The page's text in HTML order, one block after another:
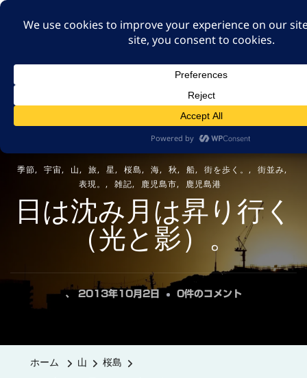
A GUT FEELING 7TH
身近な旅の記録や記憶、たまには思ったことも残そ
季節 宇宙 山 旅 星 桜島 海 秋 船 街を歩く。
街並み
表現。
雑記 鹿児島市 鹿児島港
日は沈み月は昇り行く
（光と影）。
、 2013年10月2日 日
0件のコメント
ホーム 山
桜島